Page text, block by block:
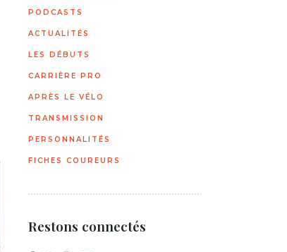
PODCASTS
ACTUALITÉS
LES DÉBUTS
CARRIÈRE PRO
APRÈS LE VÉLO
TRANSMISSION
PERSONNALITÉS
FICHES COUREURS
Restons connectés